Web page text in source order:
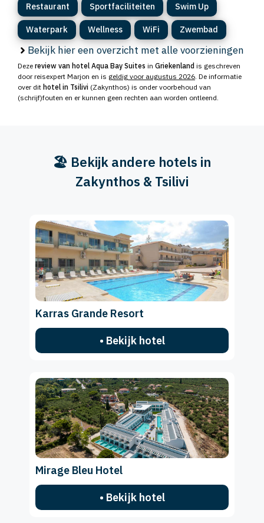
Restaurant Sportfaciliteiten Swim Up
Waterpark Wellness WiFi Zwembad
Bekijk hier een overzicht met alle voorzieningen
Deze review van hotel Aqua Bay Suites in Griekenland is geschreven
door reisexpert Marjon en is geldig voor augustus 2026 . De informatie
over dit hotel in Tsilivi (Zakynthos) is onder voorbehoud van
(schrijf)fouten en er kunnen geen rechten aan worden ontleend.
🏖️ Bekijk andere hotels in
Zakynthos & Tsilivi
Karras Grande Resort
• Bekijk hotel
Mirage Bleu Hotel
• Bekijk hotel